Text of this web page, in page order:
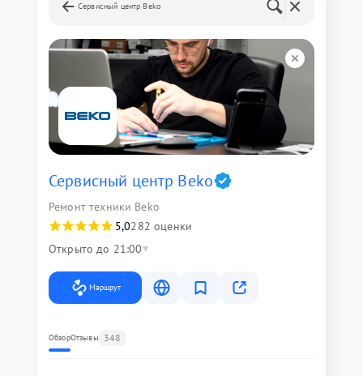
Сервисный центр Beko
Сервисный центр Beko
Ремонт техники Beko
5,0282 оценки
Открыто до 21:00
Маршрут
ОбзорОтзывы 348